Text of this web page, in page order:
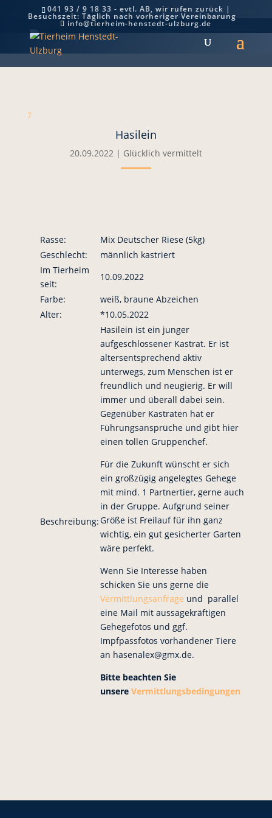
041 93 / 9 18 33 - evtl. AB, wir rufen zurück |
Besuchszeit: Täglich nach vorheriger Vereinbarung
info@tierheim-henstedt-ulzburg.de
Hasilein
7
Hasilein
20.09.2022| Glücklich vermittelt
Rasse:
Mix Deutscher Riese (5kg)
Geschlecht:
männlich kastriert
Im Tierheim
seit:
10.09.2022
Farbe:
weiß, braune Abzeichen
Alter:
*10.05.2022
Beschreibung:
Hasilein ist ein junger
aufgeschlossener Kastrat. Er ist
altersentsprechend aktiv
unterwegs, zum Menschen ist er
freundlich und neugierig. Er will
immer und überall dabei sein.
Gegenüber Kastraten hat er
Führungsansprüche und gibt hier
einen tollen Gruppenchef.
Für die Zukunft wünscht er sich
ein großzügig angelegtes Gehege
mit mind. 1 Partnertier, gerne auch
in der Gruppe. Aufgrund seiner
Größe ist Freilauf für ihn ganz
wichtig, ein gut gesicherter Garten
wäre perfekt.
Wenn Sie Interesse haben
schicken Sie uns gerne die
Vermittlungsanfrage und parallel
eine Mail mit aussagekräftigen
Gehegefotos und ggf.
Impfpassfotos vorhandener Tiere
an hasenalex@gmx.de.
Bitte beachten Sie
unsere Vermittlungsbedingungen